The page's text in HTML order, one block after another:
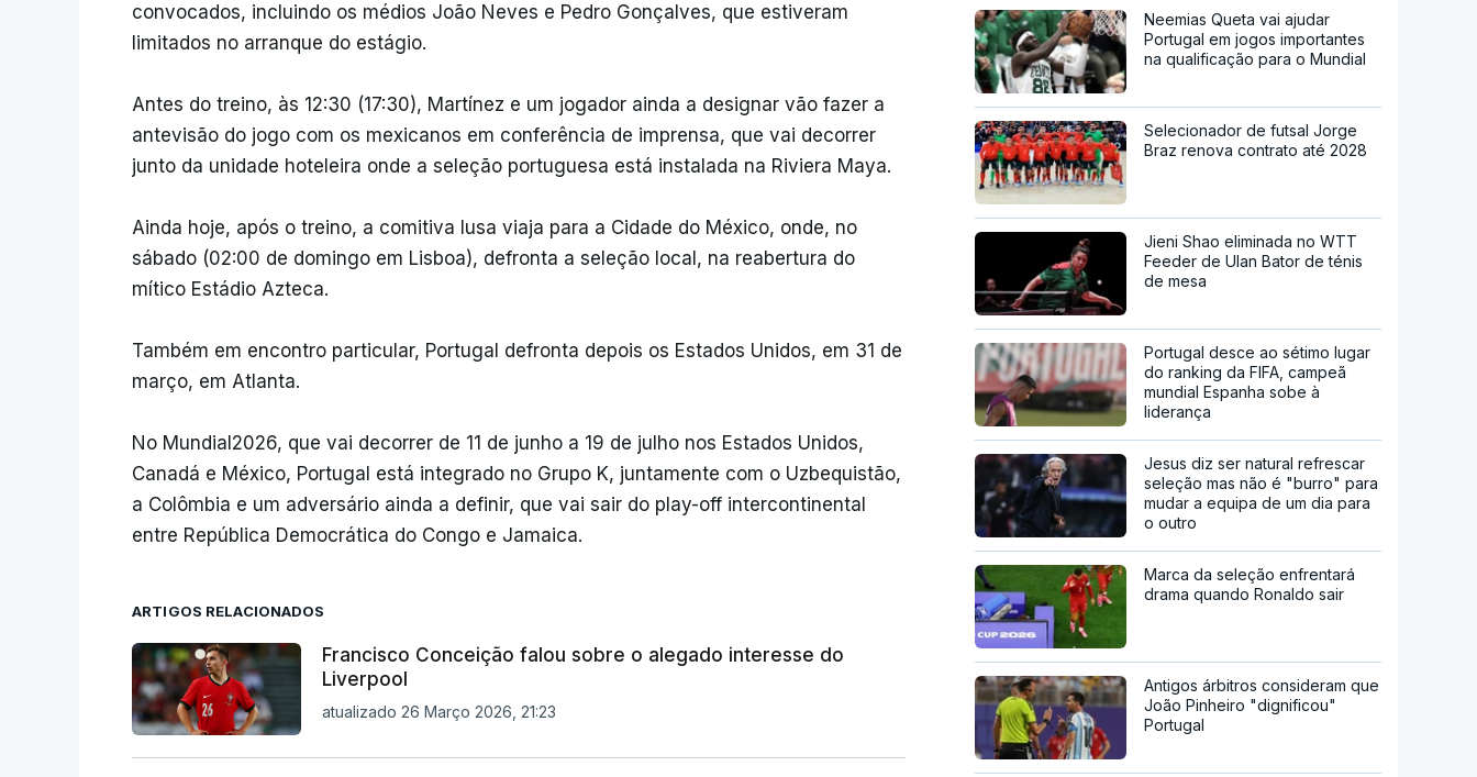
convocados, incluindo os médios João Neves e Pedro Gonçalves, que estiveram
limitados no arranque do estágio.
Antes do treino, às 12:30 (17:30), Martínez e um jogador ainda a designar vão fazer a
antevisão do jogo com os mexicanos em conferência de imprensa, que vai decorrer
junto da unidade hoteleira onde a seleção portuguesa está instalada na Riviera Maya.
Ainda hoje, após o treino, a comitiva lusa viaja para a Cidade do México, onde, no
sábado (02:00 de domingo em Lisboa), defronta a seleção local, na reabertura do
mítico Estádio Azteca.
Também em encontro particular, Portugal defronta depois os Estados Unidos, em 31 de
março, em Atlanta.
No Mundial2026, que vai decorrer de 11 de junho a 19 de julho nos Estados Unidos,
Canadá e México, Portugal está integrado no Grupo K, juntamente com o Uzbequistão,
a Colômbia e um adversário ainda a definir, que vai sair do play-off intercontinental
entre República Democrática do Congo e Jamaica.
ARTIGOS RELACIONADOS
Francisco Conceição falou sobre o alegado interesse do
Liverpool
atualizado 26 Março 2026, 21:23
Neemias Queta vai ajudar
Portugal em jogos importantes
na qualificação para o Mundial
Selecionador de futsal Jorge
Braz renova contrato até 2028
Jieni Shao eliminada no WTT
Feeder de Ulan Bator de ténis
de mesa
Portugal desce ao sétimo lugar
do ranking da FIFA, campeã
mundial Espanha sobe à
liderança
Jesus diz ser natural refrescar
seleção mas não é "burro" para
mudar a equipa de um dia para
o outro
Marca da seleção enfrentará
drama quando Ronaldo sair
Antigos árbitros consideram que
João Pinheiro "dignificou"
Portugal